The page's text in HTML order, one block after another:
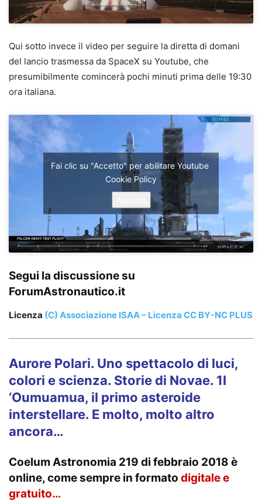
Qui sotto invece il video per seguire la diretta di domani
del lancio trasmessa da SpaceX su Youtube, che
presumibilmente comincerà pochi minuti prima delle 19:30
ora italiana.
Fai clic su "Accetto" per abilitare Youtube
Cookie Policy
Segui la discussione su
ForumAstronautico.it
Licenza (C) Associazione ISAA – Licenza CC BY-NC PLUS
Aurore Polari. Uno spettacolo di luci,
colori e scienza. Storie di Novae. 1I
‘Oumuamua, il primo asteroide
interstellare. E molto, molto altro
ancora…
Coelum Astronomia 219 di febbraio 2018 è
online, come sempre in formato digitale e
gratuito…